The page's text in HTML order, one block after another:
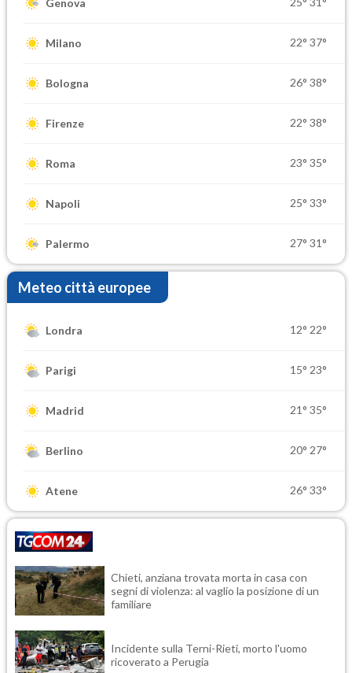
Genova
Milano 22° 37°
Bologna 26° 38°
Firenze 22° 38°
Roma 23° 35°
Napoli 25° 33°
Palermo 27° 31°
Meteo città europee
Londra 12° 22°
Parigi 15° 23°
Madrid 21° 35°
Berlino 20° 27°
Atene 26° 33°
Chieti, anziana trovata morta in casa con
segni di violenza: al vaglio la posizione di un
familiare
Incidente sulla Terni-Rieti, morto l'uomo
ricoverato a Perugia